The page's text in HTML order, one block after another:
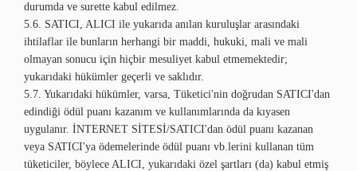
durumda ve surette kabul edilmez.
5.6. SATICI, ALICI ile yukarıda anılan kuruluşlar arasındaki
ihtilaflar ile bunların herhangi bir maddi, hukuki, mali ve mali
olmayan sonucu için hiçbir mesuliyet kabul etmemektedir;
yukarıdaki hükümler geçerli ve saklıdır.
5.7. Yukarıdaki hükümler, varsa, Tüketici'nin doğrudan SATICI'dan
edindiği ödül puanı kazanım ve kullanımlarında da kıyasen
uygulanır. İNTERNET SİTESİ/SATICI'dan ödül puanı kazanan
veya SATICI'ya ödemelerinde ödül puanı vb.lerini kullanan tüm
tüketiciler, böylece ALICI, yukarıdaki özel şartları (da) kabul etmiş